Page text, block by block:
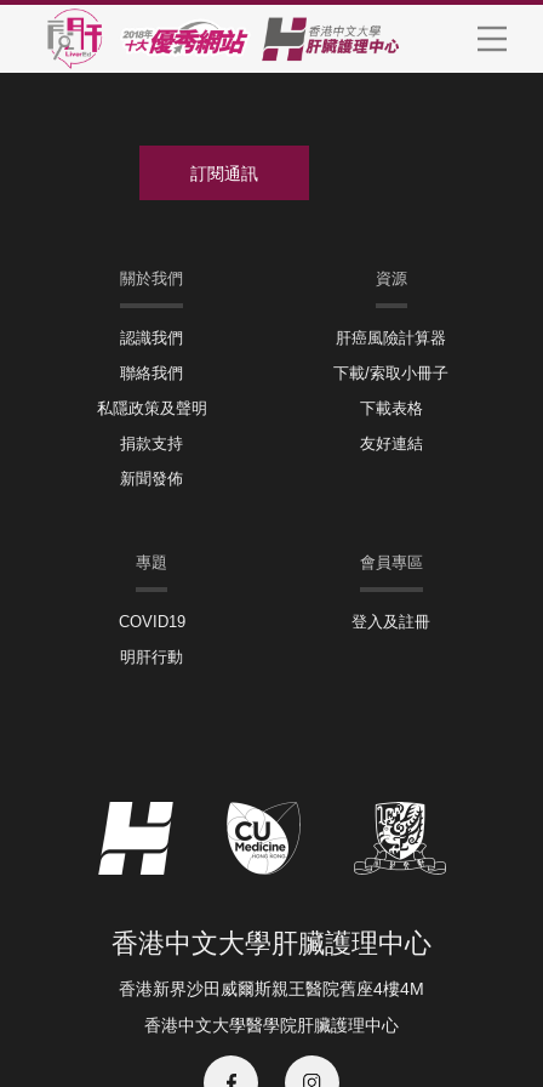
關於我們
認識我們
聯絡我們
私隱政策及聲明
捐款支持
新聞發佈
資源
肝癌風險計算器
下載/索取小冊子
下載表格
友好連結
專題
COVID19
明肝行動
會員專區
登入及註冊
香港中文大學肝臟護理中心
香港新界沙田威爾斯親王醫院舊座4樓4M
香港中文大學醫學院肝臟護理中心